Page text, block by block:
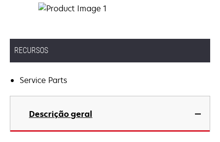
RECURSOS
Service Parts
Descrição geral